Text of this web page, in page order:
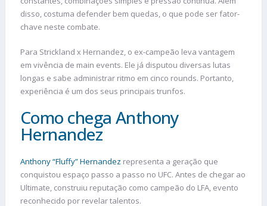
disso, costuma defender bem quedas, o que pode ser fator-
chave neste combate.
Para Strickland x Hernandez, o ex-campeão leva vantagem
em vivência de main events. Ele já disputou diversas lutas
longas e sabe administrar ritmo em cinco rounds. Portanto,
experiência é um dos seus principais trunfos.
Como chega Anthony
Hernandez
Anthony “Fluffy” Hernandez representa a geração que
conquistou espaço passo a passo no UFC. Antes de chegar ao
Ultimate, construiu reputação como campeão do LFA, evento
reconhecido por revelar talentos.